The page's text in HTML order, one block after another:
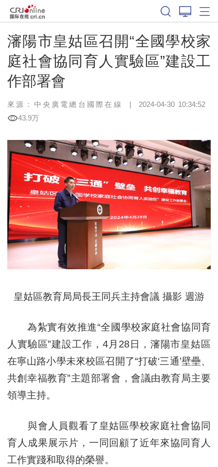
瀋陽市皇姑區召開“全國學校家
庭社會協同育人實驗區”建設工
作部署會
來源：中央廣電總台國際在線 | 2024-04-30 10:34:52
43.9万
皇姑區教育局局長王同兵主持會議 攝影 週游
為紮實有效推進“全國學校家庭社會協同育
人實驗區”建設工作，4月28日，瀋陽市皇姑區
在寧山路小學未來校區召開了“打破‘三通’壁壘、
共創幸福教育”主題部署會，會議由教育局主要
領導主持。
與會人員觀看了皇姑區學校家庭社會協同
育人成果展示片，一同回顧了近年來協同育人
工作實踐和取得的榮譽。